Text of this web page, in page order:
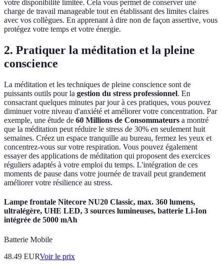
votre disponibilité limitée. Cela vous permet de conserver une
charge de travail manageable tout en établissant des limites claires
avec vos collègues. En apprenant à dire non de façon assertive, vous
protégez votre temps et votre énergie.
2. Pratiquer la méditation et la pleine
conscience
La méditation et les techniques de pleine conscience sont de
puissants outils pour la gestion du stress professionnel. En
consacrant quelques minutes par jour à ces pratiques, vous pouvez
diminuer votre niveau d'anxiété et améliorer votre concentration. Par
exemple, une étude de 60 Millions de Consommateurs a montré
que la méditation peut réduire le stress de 30% en seulement huit
semaines. Créez un espace tranquille au bureau, fermez les yeux et
concentrez-vous sur votre respiration. Vous pouvez également
essayer des applications de méditation qui proposent des exercices
réguliers adaptés à votre emploi du temps. L'intégration de ces
moments de pause dans votre journée de travail peut grandement
améliorer votre résilience au stress.
Lampe frontale Nitecore NU20 Classic, max. 360 lumens,
ultralégère, UHE LED, 3 sources lumineuses, batterie Li-Ion
intégrée de 5000 mAh
Batterie Mobile
48.49 EURVoir le prix